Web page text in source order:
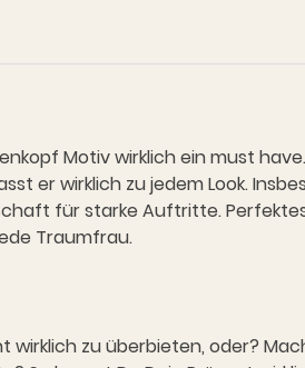
Motiv wirklich ein must
er wirklich zu jedem Look.
für starke Auftritte.
Traumfrau.
zu überbieten, oder?